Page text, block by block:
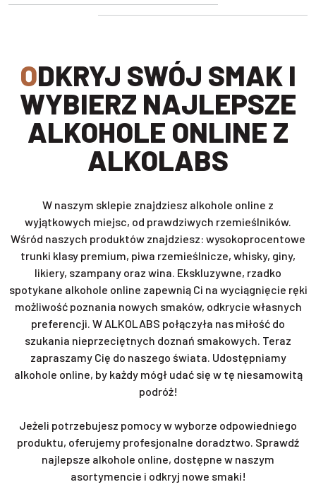
ODKRYJ SWÓJ SMAK I
WYBIERZ NAJLEPSZE
ALKOHOLE ONLINE Z
ALKOLABS
W naszym sklepie znajdziesz alkohole online z
wyjątkowych miejsc, od prawdziwych rzemieślników.
Wśród naszych produktów znajdziesz: wysokoprocentowe
trunki klasy premium, piwa rzemieślnicze, whisky, giny,
likiery, szampany oraz wina. Ekskluzywne, rzadko
spotykane alkohole online zapewnią Ci na wyciągnięcie ręki
możliwość poznania nowych smaków, odkrycie własnych
preferencji. W ALKOLABS połączyła nas miłość do
szukania nieprzeciętnych doznań smakowych. Teraz
zapraszamy Cię do naszego świata. Udostępniamy
alkohole online, by każdy mógł udać się w tę niesamowitą
podróż!
Jeżeli potrzebujesz pomocy w wyborze odpowiedniego
produktu, oferujemy profesjonalne doradztwo. Sprawdź
najlepsze alkohole online, dostępne w naszym
asortymencie i odkryj nowe smaki!